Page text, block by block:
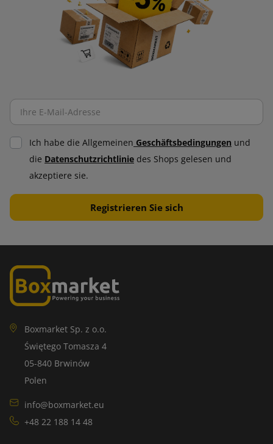
Ich habe die Allgemeinen Geschäftsbedingungen und
die Datenschutzrichtlinie des Shops gelesen und
akzeptiere sie.
Boxmarket Sp. z o.o.
Świętego Tomasza 4
05-840 Brwinów
Polen
info@boxmarket.eu
+48 22 188 14 48